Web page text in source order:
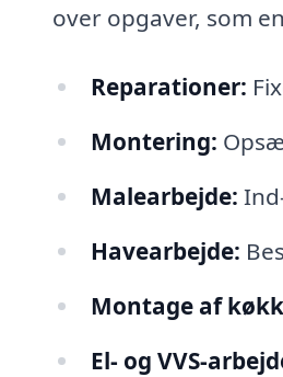
over opgaver, som
Reparationer:
Montering:
Malearbejde:
Havearbejde:
Montage af
El- og VVS-